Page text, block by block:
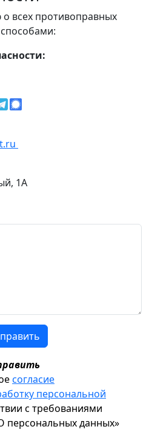
всех противоправных
1А
согласие
персональной
с требованиями
персональных данных»